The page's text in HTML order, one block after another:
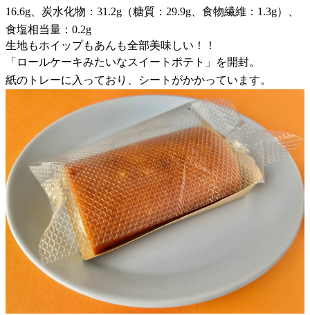
16.6g、炭水化物：31.2g（糖質：29.9g、食物繊維：1.3g）、
食塩相当量：0.2g
生地もホイップもあんも全部美味しい！！
「ロールケーキみたいなスイートポテト」を開封。
紙のトレーに入っており、シートがかかっています。